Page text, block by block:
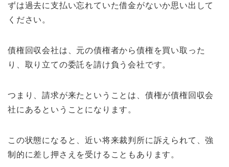
ずは過去に支払い忘れていた借金がないか思い出して
ください。
債権回収会社は、元の債権者から債権を買い取った
り、取り立ての委託を請け負う会社です。
つまり、請求が来たということは、債権が債権回収会
社にあるということになります。
この状態になると、近い将来裁判所に訴えられて、強
制的に差し押さえを受けることもあります。